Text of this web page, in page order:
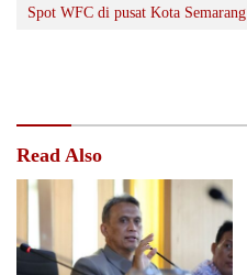
Spot WFC di pusat Kota Semarang
Read Also